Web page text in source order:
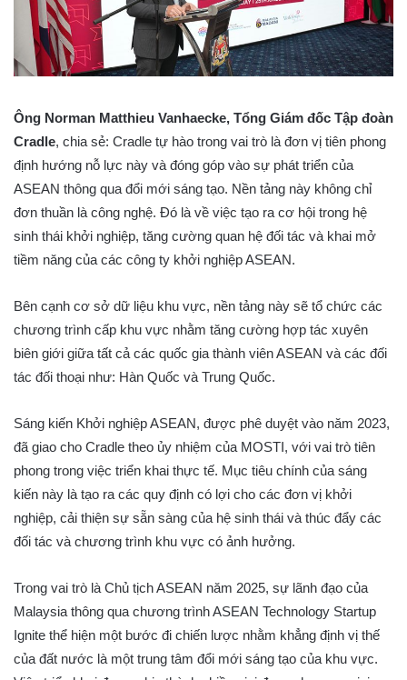
Ông Norman Matthieu Vanhaecke, Tổng Giám đốc Tập đoàn
Cradle, chia sẻ: Cradle tự hào trong vai trò là đơn vị tiên phong
định hướng nỗ lực này và đóng góp vào sự phát triển của
ASEAN thông qua đổi mới sáng tạo. Nền tảng này không chỉ
đơn thuần là công nghệ. Đó là về việc tạo ra cơ hội trong hệ
sinh thái khởi nghiệp, tăng cường quan hệ đối tác và khai mở
tiềm năng của các công ty khởi nghiệp ASEAN.
Bên cạnh cơ sở dữ liệu khu vực, nền tảng này sẽ tổ chức các
chương trình cấp khu vực nhằm tăng cường hợp tác xuyên
biên giới giữa tất cả các quốc gia thành viên ASEAN và các đối
tác đối thoại như: Hàn Quốc và Trung Quốc.
Sáng kiến Khởi nghiệp ASEAN, được phê duyệt vào năm 2023,
đã giao cho Cradle theo ủy nhiệm của MOSTI, với vai trò tiên
phong trong việc triển khai thực tế. Mục tiêu chính của sáng
kiến này là tạo ra các quy định có lợi cho các đơn vị khởi
nghiệp, cải thiện sự sẵn sàng của hệ sinh thái và thúc đẩy các
đối tác và chương trình khu vực có ảnh hưởng.
Trong vai trò là Chủ tịch ASEAN năm 2025, sự lãnh đạo của
Malaysia thông qua chương trình ASEAN Technology Startup
Ignite thể hiện một bước đi chiến lược nhằm khẳng định vị thế
của đất nước là một trung tâm đổi mới sáng tạo của khu vực.